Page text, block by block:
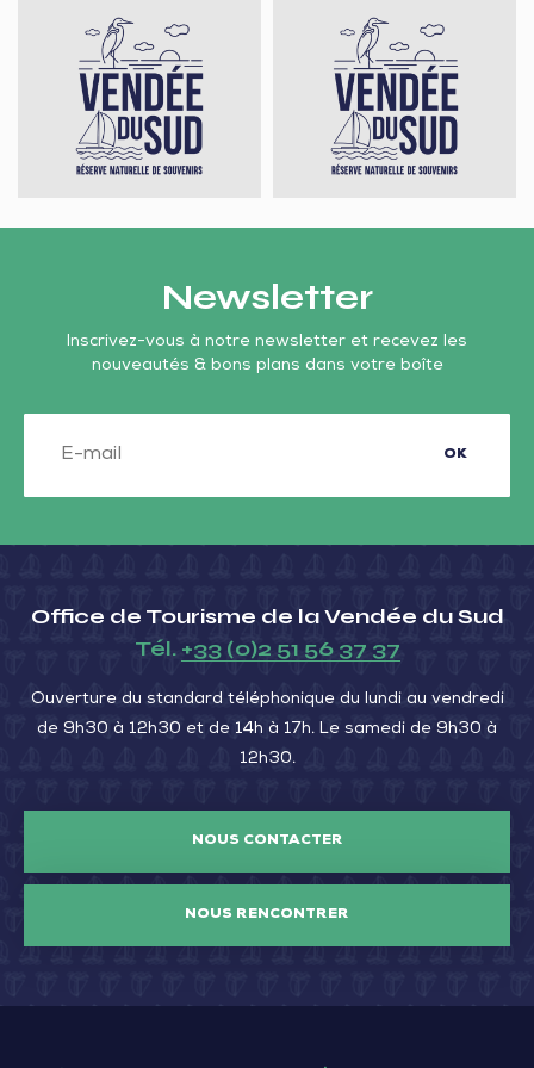
Fougeroux
Manoir
Newsletter
Inscrivez-vous à notre newsletter et recevez les
nouveautés & bons plans dans votre boîte
OK
Office de Tourisme de la Vendée du Sud
Tél. +33 (0)2 51 56 37 37
Ouverture du standard téléphonique du lundi au vendredi
de 9h30 à 12h30 et de 14h à 17h. Le samedi de 9h30 à
12h30.
NOUS CONTACTER
NOUS RENCONTRER